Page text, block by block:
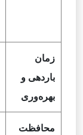
زمان
باردهی و
بهره‌وری
محافظت